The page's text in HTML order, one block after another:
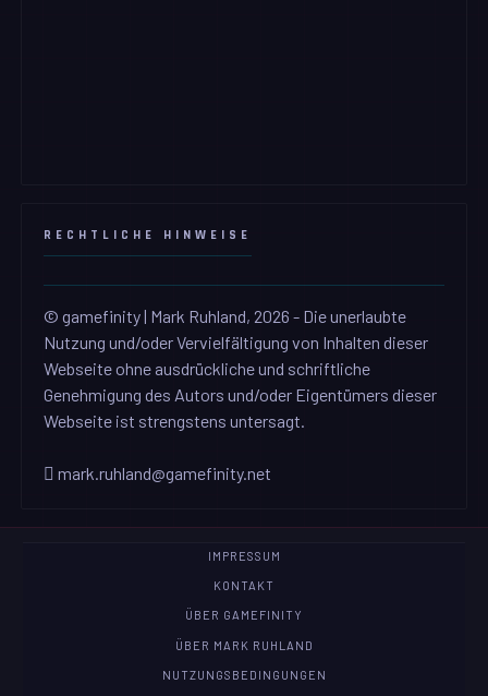
RECHTLICHE HINWEISE
© gamefinity | Mark Ruhland, 2026 - Die unerlaubte
Nutzung und/oder Vervielfältigung von Inhalten dieser
Webseite ohne ausdrückliche und schriftliche
Genehmigung des Autors und/oder Eigentümers dieser
Webseite ist strengstens untersagt.
mark.ruhland@gamefinity.net
IMPRESSUM
KONTAKT
ÜBER GAMEFINITY
ÜBER MARK RUHLAND
NUTZUNGSBEDINGUNGEN